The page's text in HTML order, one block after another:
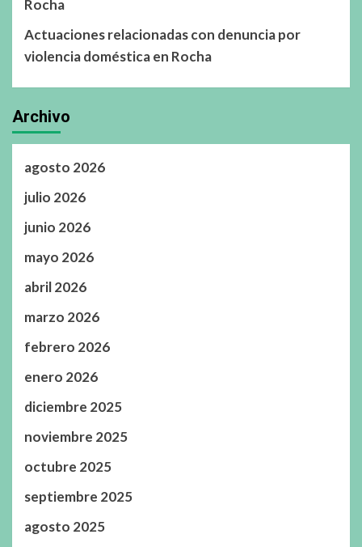
Rocha
Actuaciones relacionadas con denuncia por
violencia doméstica en Rocha
Archivo
agosto 2026
julio 2026
junio 2026
mayo 2026
abril 2026
marzo 2026
febrero 2026
enero 2026
diciembre 2025
noviembre 2025
octubre 2025
septiembre 2025
agosto 2025